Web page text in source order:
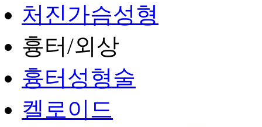
처진가슴성형
흉터/외상
흉터성형술
켈로이드